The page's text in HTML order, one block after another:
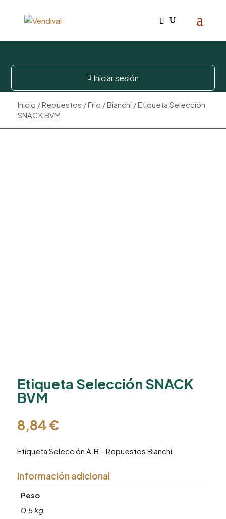
 Iniciar sesión
Inicio /Repuestos /Frio /Bianchi / Etiqueta Selección
SNACK BVM
Etiqueta Selección SNACK
BVM
8,84 €
Etiqueta Selección A.B – Repuestos Bianchi
Información adicional
Peso
0,5 kg